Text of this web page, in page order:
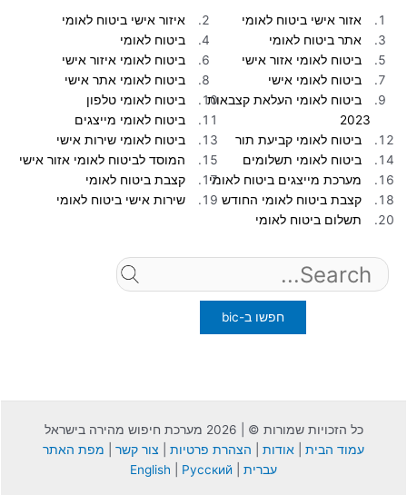
אזור אישי ביטוח לאומי
איזור אישי ביטוח לאומי
אתר ביטוח לאומי
ביטוח לאומי
ביטוח לאומי אזור אישי
ביטוח לאומי איזור אישי
ביטוח לאומי אישי
ביטוח לאומי אתר אישי
ביטוח לאומי העלאת קצבאות
2023
ביטוח לאומי טלפון
ביטוח לאומי מייצגים
ביטוח לאומי קביעת תור
ביטוח לאומי שירות אישי
ביטוח לאומי תשלומים
המוסד לביטוח לאומי אזור אישי
מערכת מייצגים ביטוח לאומי
קצבת ביטוח לאומי
קצבת ביטוח לאומי החודש
שירות אישי ביטוח לאומי
תשלום ביטוח לאומי
for:
כל הזכויות שמורות © | 2026 מערכת חיפוש מהירה בישראל
עמוד הבית
אודות הצהרת פרטיות צור קשר
מפת האתר
עברית
English Русский